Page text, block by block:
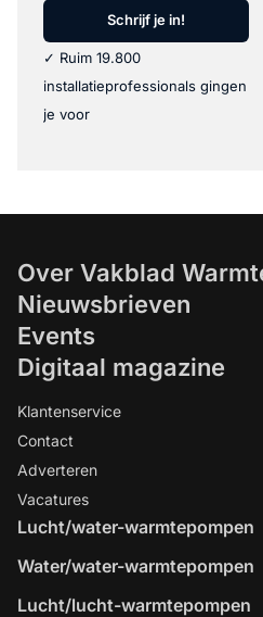
Schrijf je in!
✓ Ruim 19.800
installatieprofessionals gingen
je voor
Over Vakblad
Nieuwsbrieven
Events
Digitaal magazine
Klantenservice
Contact
Adverteren
Vacatures
Lucht/water-warmtepompen
Water/water-warmtepompen
Lucht/lucht-warmtepompen